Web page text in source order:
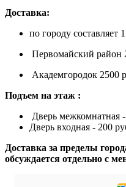
Доставка:
по городу составляет
Первомайский район
Академгородок 2500
Подъем на этаж :
Дверь межкомнатная
Дверь входная - 200
Доставка за пределы
обсуждается отдельно с